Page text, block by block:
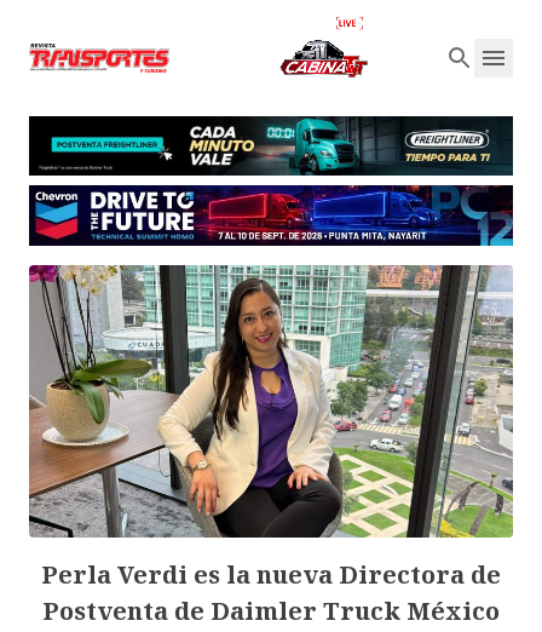
Perla Verdi es la nueva Directora de
Postventa de Daimler Truck México